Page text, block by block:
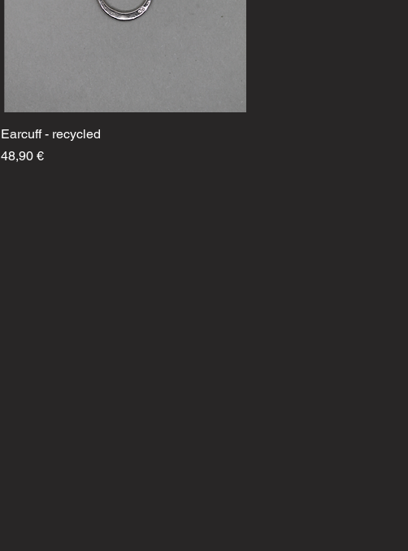
Schnellansicht
Earcuff - recycled
Preis
48,90 €